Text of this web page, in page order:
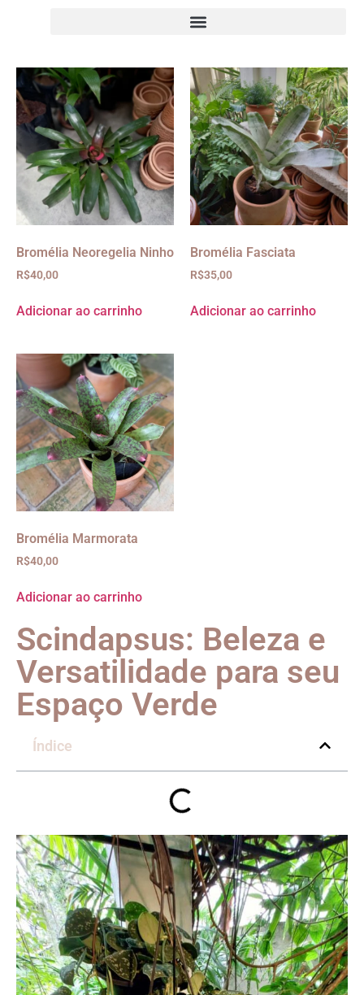
Bromélia Neoregelia Ninho
R$40,00
Adicionar ao carrinho
Bromélia Fasciata
R$35,00
Adicionar ao carrinho
Bromélia Marmorata
R$40,00
Adicionar ao carrinho
Scindapsus: Beleza e
Versatilidade para seu
Espaço Verde
Índice